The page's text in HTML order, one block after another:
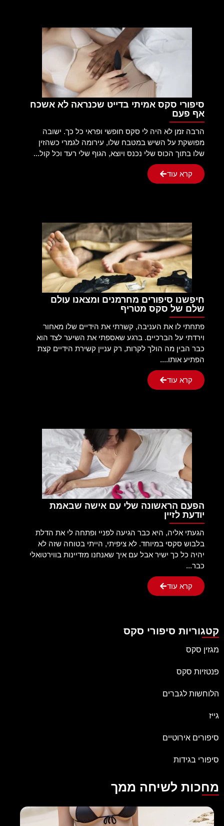
סיפורי סקס אמיתי בדייט שכנראה לא אשכח
אף פעם
הרבה זמן לא היה לי סקס חופשי ופראי כל כך. ישובה
מפושקת על השיש במטבח שלו, עירומה לגמרי כשהזין
שלו בתוך הכוס שלי נכנס ויוצא, הגוף שלי רעד וכל קול...
קרא עוד
חיפשנו סיפורים מחרמנים ומצאנו עולם
שלם של סקס מטריף
פתחתי לו את העניבה, קשרתי את הידיים שלו מאחור
וירדתי על הברכיים. ברגע שאספתי את השיער לצד הוא
כבר הבין מה הולך לקרות, רק עניין קשירת הידיים קצת
הפתיע אותו....
קרא עוד
הפעם הראשונה שלי עם אישה שבאמת
יודעת לזיין
הגעתי אליה, היא כבר הגיעה לפניי ופתחה לי את הדלת
בלבוש סקסי במיוחד. לא ציפיתי, הייתי בטוחה שזה לא
יהיה כל כך ישיר אבל עם איך שאנחנו מזדיינות בווירטואלי
כבר...
קרא עוד
קטגוריות סיפורי סקס
מגזין סקס
פנטזיות סקס
הלוחשות לגברים
גייז
סיפורים אירוטיים
סיפורי בגידות
מחכות לשיחה ממך